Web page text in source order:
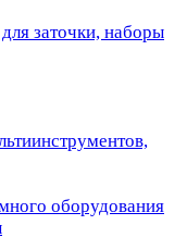
заточки, наборы
оборудования